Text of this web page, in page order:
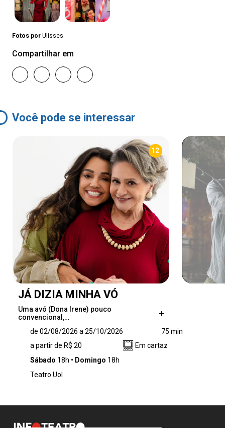
Fotos por Ulisses
Compartilhar em
Você pode se interessar
12
JÁ DIZIA MINHA VÓ
Uma avó (Dona Irene) pouco
convencional,…
extrovertida e cheia de vida está passando um
período hospedada na casa de sua neta
(Gabriela). Enquanto a jovem enfrenta
Hiperatividade (TDAH), ansiedade e o peso de
Corporativo, que insiste em negar espaço e
de 02/08/2026 a 25/10/2026
75 min
a partir de R$ 20
Em cartaz
Sábado 18h Domingo 18h
Teatro Uol